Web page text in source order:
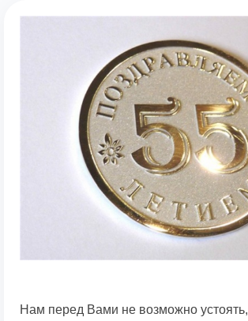
Нам перед Вами не возможно устоять,